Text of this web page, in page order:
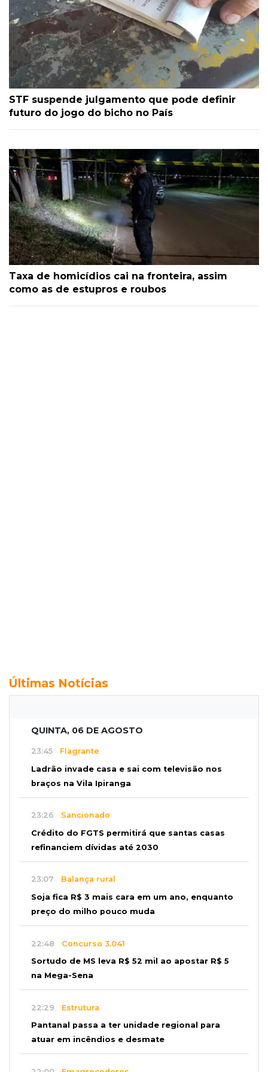
STF suspende julgamento que pode definir
futuro do jogo do bicho no País
Taxa de homicídios cai na fronteira, assim
como as de estupros e roubos
Últimas Notícias
QUINTA, 06 DE AGOSTO
23:45 Flagrante
Ladrão invade casa e sai com televisão nos
braços na Vila Ipiranga
23:26 Sancionado
Crédito do FGTS permitirá que santas casas
refinanciem dívidas até 2030
23:07 Balança rural
Soja fica R$ 3 mais cara em um ano, enquanto
preço do milho pouco muda
22:48 Concurso 3.041
Sortudo de MS leva R$ 52 mil ao apostar R$ 5
na Mega-Sena
22:29 Estrutura
Pantanal passa a ter unidade regional para
atuar em incêndios e desmate